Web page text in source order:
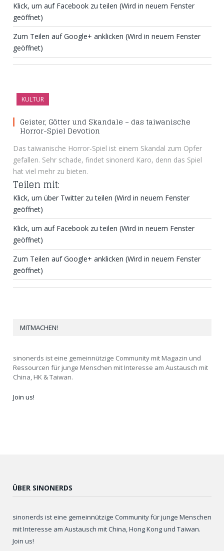
Klick, um auf Facebook zu teilen (Wird in neuem Fenster
geöffnet)
Zum Teilen auf Google+ anklicken (Wird in neuem Fenster
geöffnet)
KULTUR
Geister, Götter und Skandale – das taiwanische
Horror-Spiel Devotion
Das taiwanische Horror-Spiel ist einem Skandal zum Opfer
gefallen. Sehr schade, findet sinonerd Karo, denn das Spiel
hat viel mehr zu bieten.
Teilen mit:
Klick, um über Twitter zu teilen (Wird in neuem Fenster
geöffnet)
Klick, um auf Facebook zu teilen (Wird in neuem Fenster
geöffnet)
Zum Teilen auf Google+ anklicken (Wird in neuem Fenster
geöffnet)
MITMACHEN!
sinonerds ist eine gemeinnützige Community mit Magazin und
Ressourcen für junge Menschen mit Interesse am Austausch mit
China, HK & Taiwan.
Join us!
ÜBER SINONERDS
sinonerds ist eine gemeinnützige Community für junge Menschen
mit Interesse am Austausch mit China, Hong Kong und Taiwan.
Join us!